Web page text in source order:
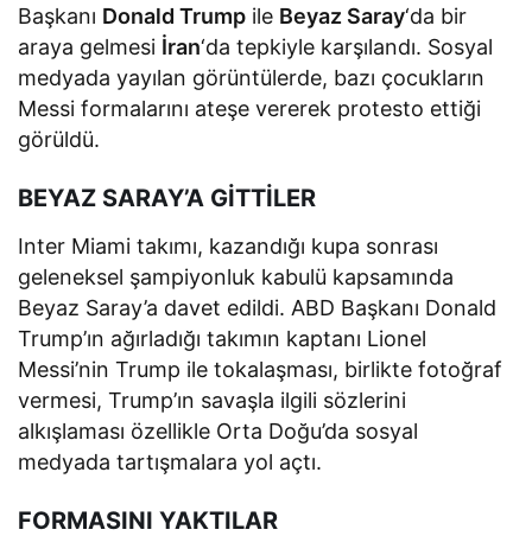
Başkanı Donald Trump ile Beyaz Saray‘da bir
araya gelmesi İran‘da tepkiyle karşılandı. Sosyal
medyada yayılan görüntülerde, bazı çocukların
Messi formalarını ateşe vererek protesto ettiği
görüldü.
BEYAZ SARAY’A GİTTİLER
Inter Miami takımı, kazandığı kupa sonrası
geleneksel şampiyonluk kabulü kapsamında
Beyaz Saray’a davet edildi. ABD Başkanı Donald
Trump’ın ağırladığı takımın kaptanı Lionel
Messi’nin Trump ile tokalaşması, birlikte fotoğraf
vermesi, Trump’ın savaşla ilgili sözlerini
alkışlaması özellikle Orta Doğu’da sosyal
medyada tartışmalara yol açtı.
FORMASINI YAKTILAR